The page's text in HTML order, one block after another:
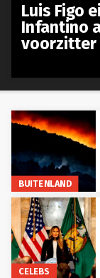
BUITENLAND
CELEBS
Luis Figo
Infantino
voorzitter